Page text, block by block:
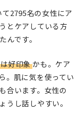
2795名の女性にア
とケアしている方
んです。
好印象かも。ケア
。肌に気を使ってい
合います。女性の
うし話しやすい。